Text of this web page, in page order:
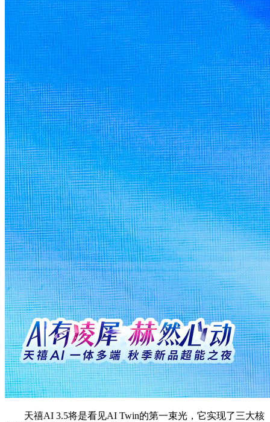
天禧AI 3.5将是看见AI Twin的第一束光，它实现了三大核